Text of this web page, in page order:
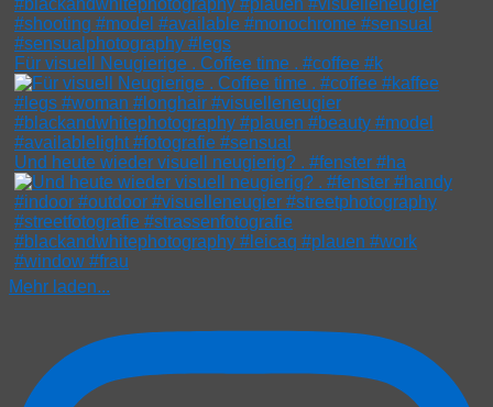
Für visuell Neugierige . Coffee time . #coffee #k
Und heute wieder visuell neugierig? . #fenster #ha
Mehr laden...